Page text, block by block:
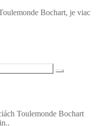
Bochart, je viac
Toulemonde Bochart